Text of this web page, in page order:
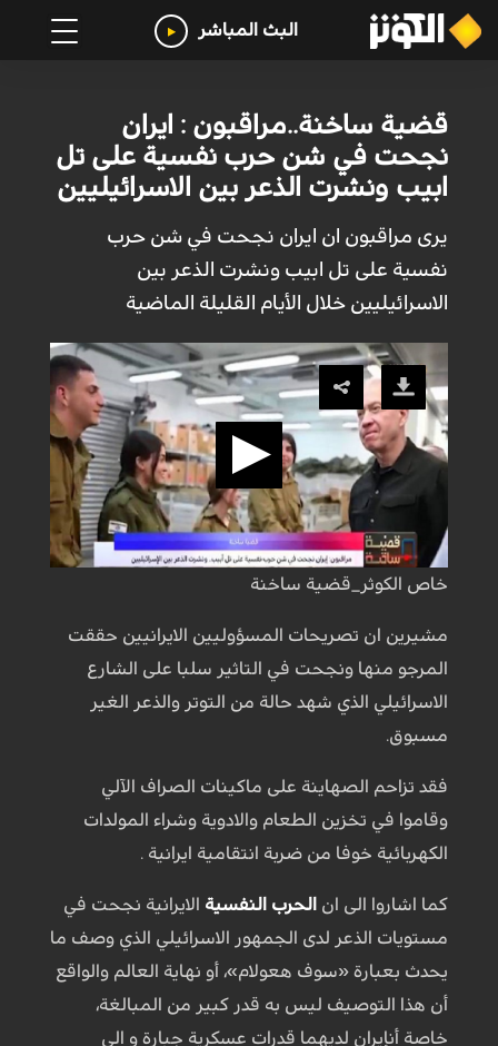
البث المباشر
قضية ساخنة..مراقبون : ايران
نجحت في شن حرب نفسية على تل
ابيب ونشرت الذعر بين الاسرائيليين
يرى مراقبون ان ايران نجحت في شن حرب
نفسية على تل ابيب ونشرت الذعر بين
الاسرائيليين خلال الأيام القليلة الماضية
خاص الكوثر_قضية ساخنة
مشيرين ان تصريحات المسؤوليين الايرانيين حققت
المرجو منها ونجحت في التاثير سلبا على الشارع
الاسرائيلي الذي شهد حالة من التوتر والذعر الغير
مسبوق.
فقد تزاحم الصهاينة على ماكينات الصراف الآلي
وقاموا في تخزين الطعام والادوية وشراء المولدات
الكهربائية خوفا من ضربة انتقامية ايرانية .
كما اشاروا الى ان الحرب النفسية الايرانية نجحت في
مستويات الذعر لدى الجمهور الاسرائيلي الذي وصف ما
يحدث بعبارة «سوف هعولام»، أو نهاية العالم والواقع
أن هذا التوصيف ليس به قدر كبير من المبالغة،
خاصة أنإيران لديهما قدرات عسكرية جبارة و الى